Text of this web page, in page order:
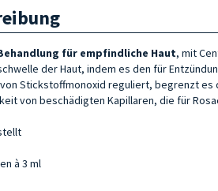
für empfindliche Haut, mit
der Haut, indem es den für
Stickstoffmonoxid reguliert, begrenzt
von beschädigten Kapillaren, die für
à 3 ml